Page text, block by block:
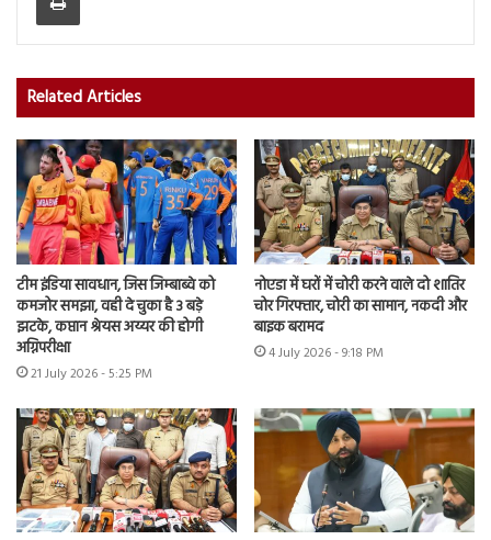
Related Articles
टीम इंडिया सावधान, जिस जिम्बाब्वे को
कमजोर समझा, वही दे चुका है 3 बड़े
झटके, कप्तान श्रेयस अय्यर की होगी
अग्निपरीक्षा
21 July 2026 - 5:25 PM
नोएडा में घरों में चोरी करने वाले दो शातिर
चोर गिरफ्तार, चोरी का सामान, नकदी और
बाइक बरामद
4 July 2026 - 9:18 PM